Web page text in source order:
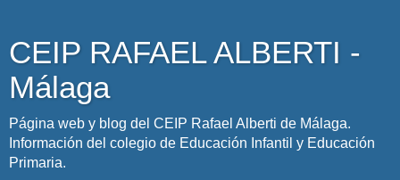
CEIP RAFAEL ALBERTI -
Málaga
Página web y blog del CEIP Rafael Alberti de Málaga.
Información del colegio de Educación Infantil y Educación
Primaria.